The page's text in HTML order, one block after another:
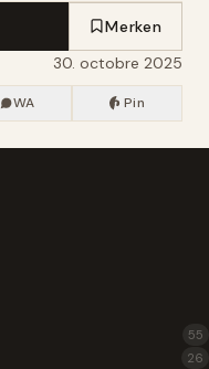
Merken
30. octobre 2025
WA Pin
55
26